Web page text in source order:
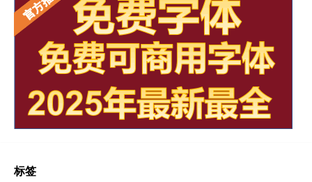
标签